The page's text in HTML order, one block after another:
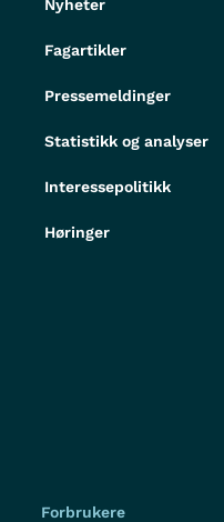
Nyheter
Fagartikler
Pressemeldinger
Statistikk og analyser
Interessepolitikk
Høringer
Forbrukere